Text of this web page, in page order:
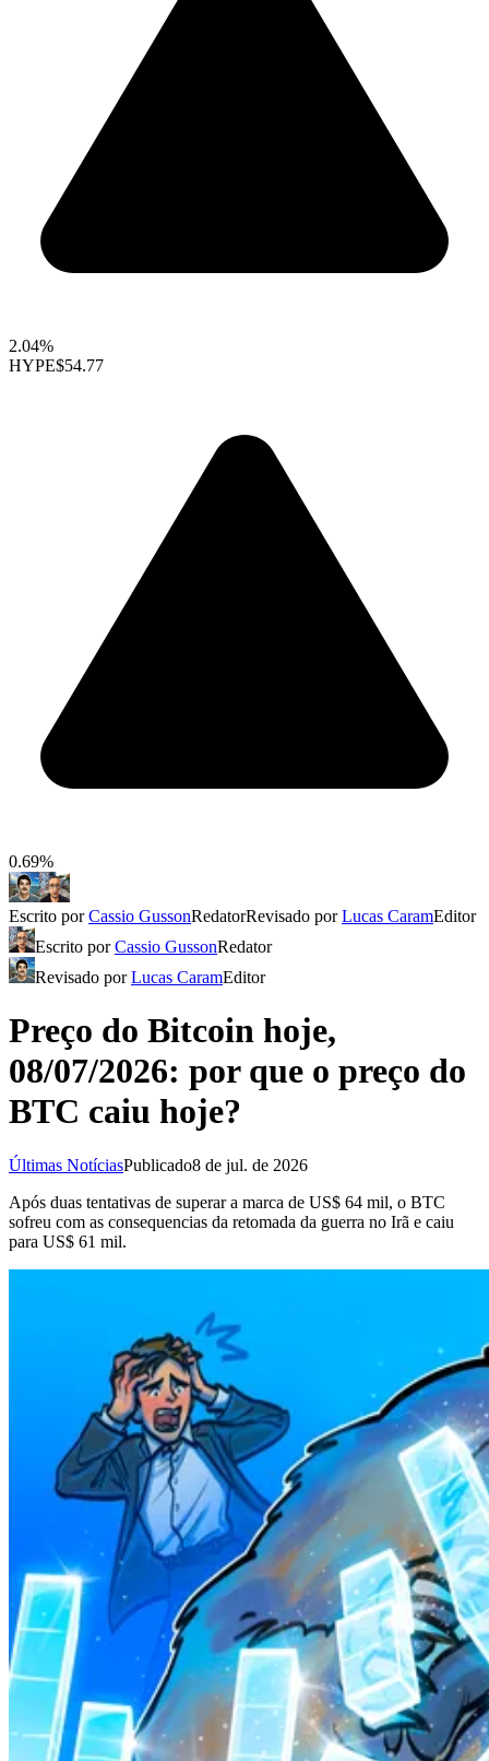
2.04%
HYPE$54.77
0.69%
Escrito porCassio GussonRedatorRevisado porLucas CaramEditor
Escrito porCassio GussonRedator
Revisado porLucas CaramEditor
Preço do Bitcoin hoje,
08/07/2026: por que o preço do
BTC caiu hoje?
Últimas NotíciasPublicado8 de jul. de 2026
Após duas tentativas de superar a marca de US$ 64 mil, o BTC
sofreu com as consequencias da retomada da guerra no Irã e caiu
para US$ 61 mil.